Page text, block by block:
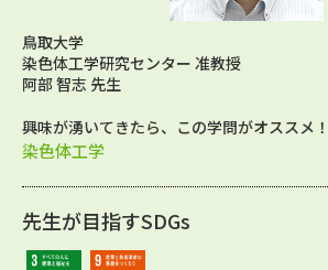
鳥取大学
染色体工学研究センター 准教授
阿部 智志 先生
興味が湧いてきたら、この学問がオススメ！
染色体工学
先生が目指すSDGs